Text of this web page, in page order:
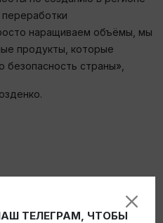
наращиваем объёмы, мы
продукты, которые
страны»,
ТЕЛЕГРАМ, ЧТОБЫ